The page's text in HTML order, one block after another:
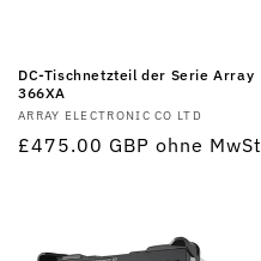
DC-Tischnetzteil der Serie Array
366XA
Anbieter:
ARRAY ELECTRONIC CO LTD
Normaler
£475.00 GBP ohne MwSt